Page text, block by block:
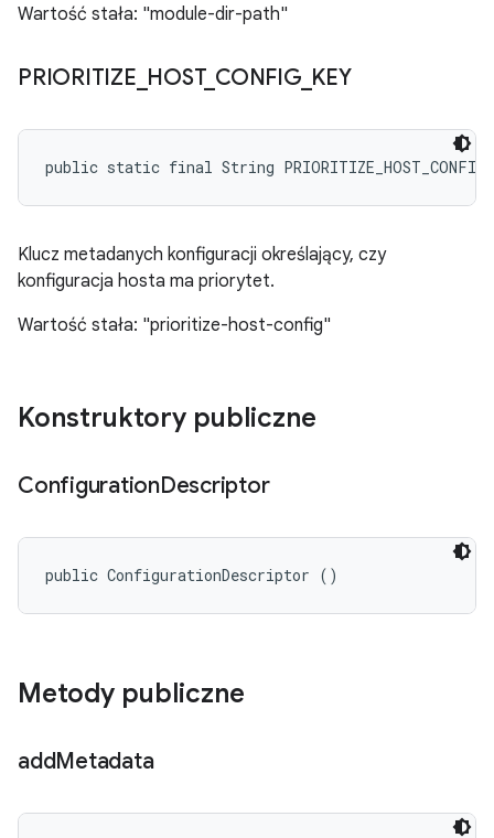
Wartość stała: "module-dir-path"
PRIORITIZE HOST_ CONFIG_ KEY
public static final String
Klucz metadanych konfiguracji określający, czy
konfiguracja hosta ma priorytet.
Wartość stała: "prioritize-host-config"
Konstruktory publiczne
ConfigurationDescriptor
public ConfigurationDescriptor ()
Metody publiczne
addMetadata